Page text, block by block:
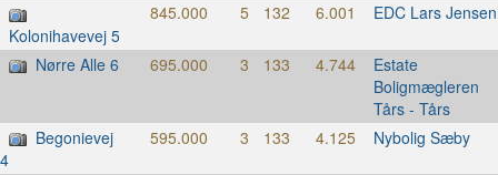
Kolonihavevej 5
845.000 5 132 6.001 EDC Lars Jensen
Nørre Alle 6 695.000 3 133 4.744 Estate
Boligmægleren
Tårs - Tårs
Begonievej
4
595.000 3 133 4.125 Nybolig Sæby